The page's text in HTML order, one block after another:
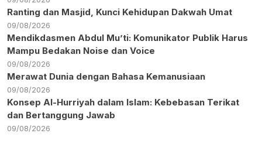
Ranting dan Masjid, Kunci Kehidupan Dakwah Umat
09/08/2026
Mendikdasmen Abdul Mu’ti: Komunikator Publik Harus
Mampu Bedakan Noise dan Voice
09/08/2026
Merawat Dunia dengan Bahasa Kemanusiaan
09/08/2026
Konsep Al-Hurriyah dalam Islam: Kebebasan Terikat
dan Bertanggung Jawab
09/08/2026